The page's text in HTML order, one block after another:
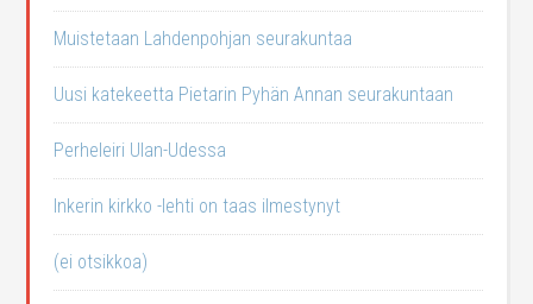
Muistetaan Lahdenpohjan seurakuntaa
Uusi katekeetta Pietarin Pyhän Annan seurakuntaan
Perheleiri Ulan-Udessa
Inkerin kirkko -lehti on taas ilmestynyt
(ei otsikkoa)